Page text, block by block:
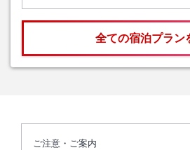
全ての宿泊プラン
ご注意・ご案内